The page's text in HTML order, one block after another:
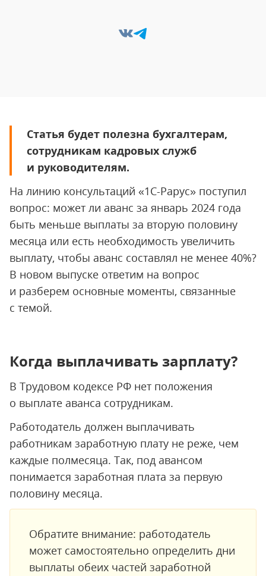
Статья будет полезна бухгалтерам,
сотрудникам кадровых служб
и руководителям.
На линию консультаций «1С-Рарус» поступил
вопрос: может ли аванс за январь 2024 года
быть меньше выплаты за вторую половину
месяца или есть необходимость увеличить
выплату, чтобы аванс составлял не менее 40%?
В новом выпуске ответим на вопрос
и разберем основные моменты, связанные
с темой.
Когда выплачивать зарплату?
В Трудовом кодексе РФ нет положения
о выплате аванса сотрудникам.
Работодатель должен выплачивать
работникам заработную плату не реже, чем
каждые полмесяца. Так, под авансом
понимается заработная плата за первую
половину месяца.
Обратите внимание: работодатель
может самостоятельно определить дни
выплаты обеих частей заработной